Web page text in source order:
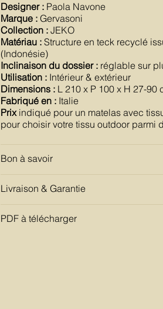
Designer : Paola Navone
Marque : Gervasoni
Collection : JEKO
Matériau : Structure en teck recyclé
(Indonésie)
Inclinaison du dossier : réglable sur
Utilisation : Intérieur & extérieur
Dimensions : L 210 x P 100 x H 27-90
Fabriqué en : Italie
Prix indiqué pour un matelas avec
pour choisir votre tissu outdoor parmi
Bon à savoir
Livraison & Garantie
PDF à télécharger